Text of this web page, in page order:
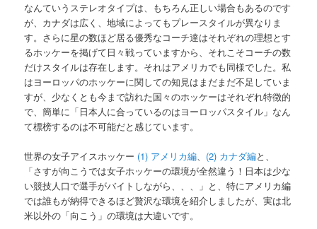
なんていうステレオタイプは、もちろん正しい場合もあるのです
が、カナダは広く、地域によってもプレースタイルが異なりま
す。さらに星の数ほど居る優秀なコーチ達はそれぞれの理想とす
るホッケーを掲げて日々戦っていますから、それこそコーチの数
だけスタイルは存在します。それはアメリカでも同様でした。私
はヨーロッパのホッケーに関しての知見はまだまだ不足していま
すが、少なくとも今まで訪れた国々のホッケーはそれぞれ特徴的
で、簡単に「日本人に合っているのはヨーロッパスタイル」なん
て標榜するのは不可能だと感じています。
世界の女子アイスホッケー (1) アメリカ編、 (2) カナダ編と、
「さすが向こうでは女子ホッケーの環境が全然違う！日本は少な
い競技人口で選手がバイトしながら、、、」と、特にアメリカ編
では誰もが納得できるほど贅沢な環境を紹介しましたが、実は北
米以外の「向こう」の環境は大違いです。